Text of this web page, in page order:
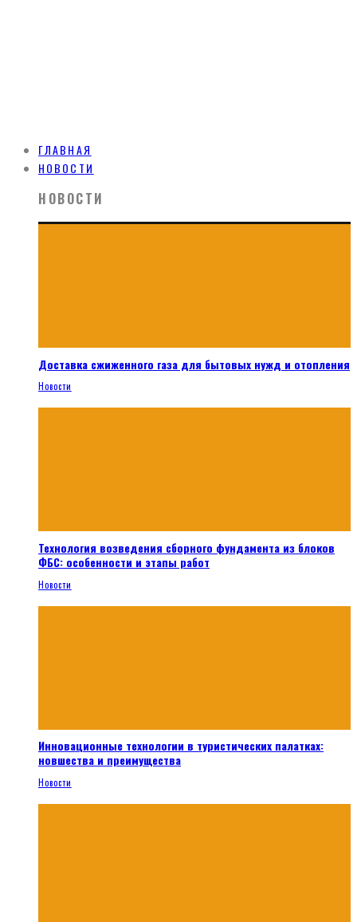
ГЛАВНАЯ
НОВОСТИ
НОВОСТИ
Доставка сжиженного газа для бытовых нужд и отопления
Новости
Технология возведения сборного фундамента из блоков
ФБС: особенности и этапы работ
Новости
Инновационные технологии в туристических палатках:
новшества и преимущества
Новости